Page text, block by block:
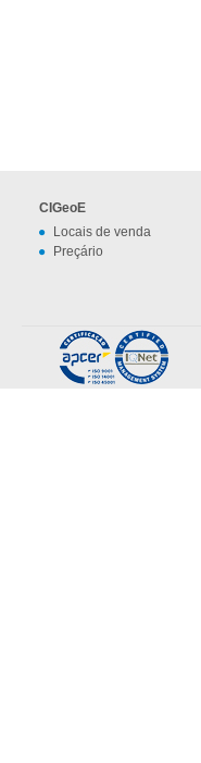
CIGeoE
Locais de venda
Preçário